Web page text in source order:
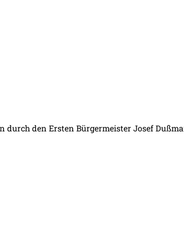
den Ersten Bürgermeister Josef